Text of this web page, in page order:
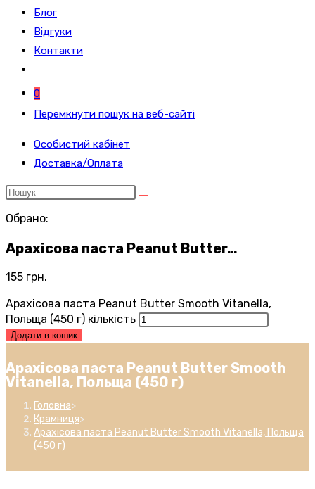
Блог
Відгуки
Контакти
0
Перемкнути пошук на веб-сайті
Особистий кабінет
Доставка/Оплата
Обрано:
Арахісова паста Peanut Butter…
155 грн.
Арахісова паста Peanut Butter Smooth Vitanella,
Польща (450 г) кількість
Додати в кошик
Арахісова паста Peanut Butter Smooth
Vitanella, Польща (450 г)
Головна>
Крамниця>
Арахісова паста Peanut Butter Smooth Vitanella, Польща
(450 г)